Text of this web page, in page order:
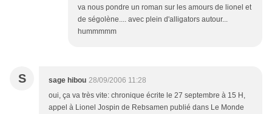
va nous pondre un roman sur les amours de lionel et
de ségolène.... avec plein d'alligators autour...
hummmmm
S sage hibou 28/09/2006 11:28
oui, ça va très vite: chronique écrite le 27 septembre à 15 H,
appel à Lionel Jospin de Rebsamen publié dans Le Monde